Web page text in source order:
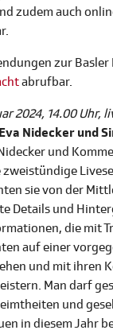
zudem auch
zur
abrufbar.
2024, 14.00 Uhr,
Nidecker und
und
sie von der
Details und
die mit
auf einer
und mit ihren
Man darf
und
in diesem Jahr